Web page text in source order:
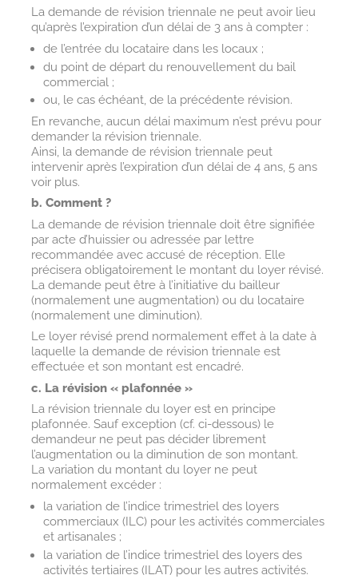
La demande de révision triennale ne peut avoir lieu
qu’après l’expiration d’un délai de 3 ans à compter :
de l’entrée du locataire dans les locaux ;
du point de départ du renouvellement du bail
commercial ;
ou, le cas échéant, de la précédente révision.
En revanche, aucun délai maximum n’est prévu pour
demander la révision triennale.
Ainsi, la demande de révision triennale peut
intervenir après l’expiration d’un délai de 4 ans, 5 ans
voir plus.
b. Comment ?
La demande de révision triennale doit être signifiée
par acte d’huissier ou adressée par lettre
recommandée avec accusé de réception. Elle
précisera obligatoirement le montant du loyer révisé.
La demande peut être à l’initiative du bailleur
(normalement une augmentation) ou du locataire
(normalement une diminution).
Le loyer révisé prend normalement effet à la date à
laquelle la demande de révision triennale est
effectuée et son montant est encadré.
c. La révision « plafonnée »
La révision triennale du loyer est en principe
plafonnée. Sauf exception (cf. ci-dessous) le
demandeur ne peut pas décider librement
l’augmentation ou la diminution de son montant.
La variation du montant du loyer ne peut
normalement excéder :
la variation de l’indice trimestriel des loyers
commerciaux (ILC) pour les activités commerciales
et artisanales ;
la variation de l’indice trimestriel des loyers des
activités tertiaires (ILAT) pour les autres activités.